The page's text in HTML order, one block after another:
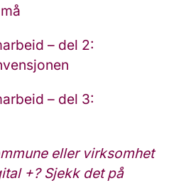
– del 2:
– del 3:
eller virksomhet
+? Sjekk det på